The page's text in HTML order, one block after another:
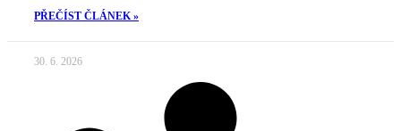
PŘEČÍST ČLÁNEK »
30. 6. 2026